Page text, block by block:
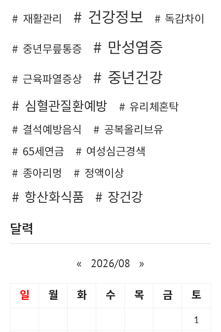
재활관리 건강정보 독감차이
중년무릎통증 만성염증
근육파열증상 중년건강
심혈관질환예방
유리체혼탁
결석예방음식
공복올리브유
65세연금
여성심근경색
종아리멍
정액이상
항산화식품 장건강
달력
« 2026/08 »
일 월 화 수 목 금 토
1